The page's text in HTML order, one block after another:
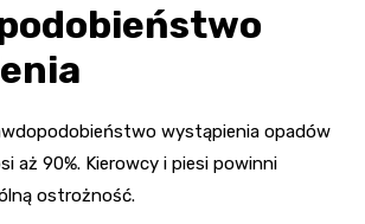
wystąpienia opadów
aż 90%. Kierowcy i piesi powinni
ostrożność.